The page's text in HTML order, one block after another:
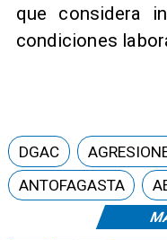
que considera
condiciones
DGAC
ANTOFAGASTA